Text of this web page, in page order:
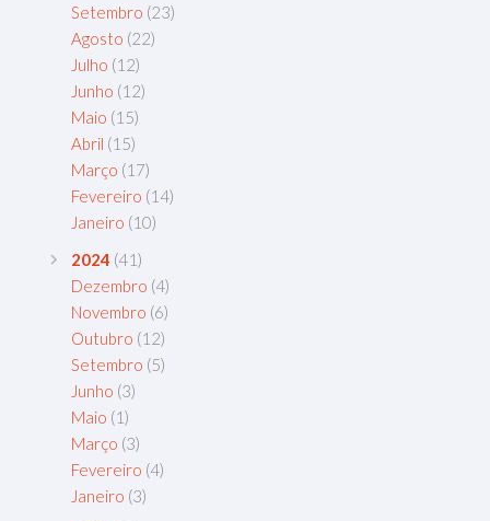
Setembro (23)
Agosto (22)
Julho (12)
Junho (12)
Maio (15)
Abril (15)
Março (17)
Fevereiro (14)
Janeiro (10)
2024 (41)
Dezembro (4)
Novembro (6)
Outubro (12)
Setembro (5)
Junho (3)
Maio (1)
Março (3)
Fevereiro (4)
Janeiro (3)